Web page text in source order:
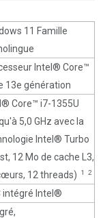
11 Famille
Intel® Core™
13e génération
Core™ i7-1355U
5,0 GHz avec la
Intel® Turbo
12 Mo de cache L3,
12 threads) 1 2
intégré Intel®